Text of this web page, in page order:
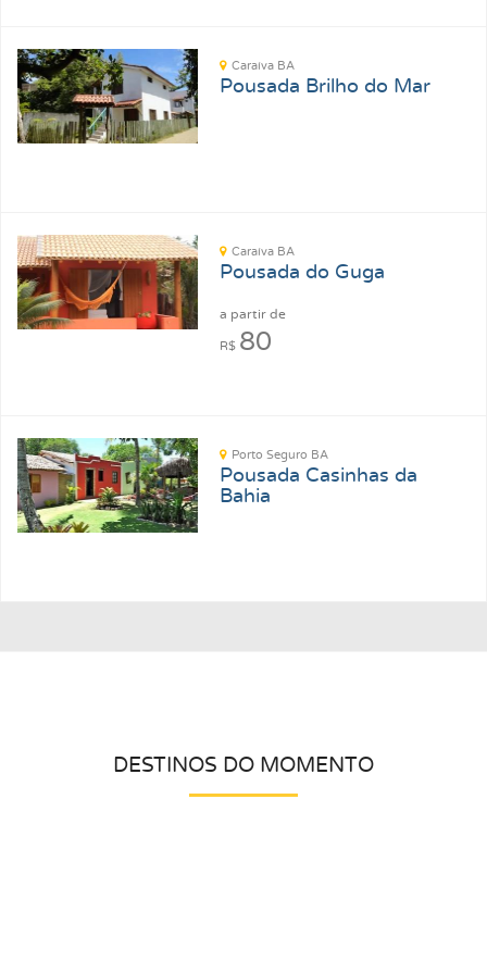
Caraíva BA
Pousada Brilho do Mar
Caraíva BA
Pousada do Guga
a partir de
R$ 80
Porto Seguro BA
Pousada Casinhas da
Bahia
DESTINOS DO MOMENTO